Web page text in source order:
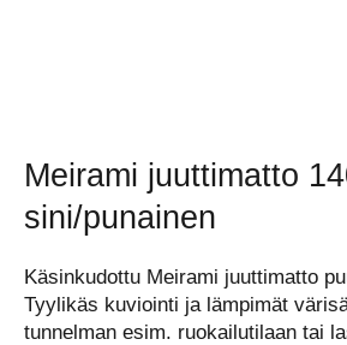
Meirami juuttimatto
sini/punainen
Käsinkudottu Meirami juuttimatto
Tyylikäs kuviointi ja lämpimät
tunnelman esim. ruokailutilaan tai